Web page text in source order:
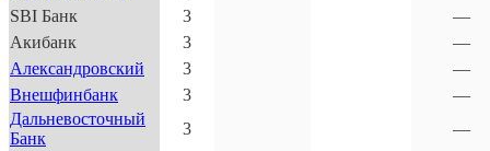
SBI Банк
3
—
Акибанк
3
—
Александровский
3
—
Внешфинбанк
3
—
Дальневосточный
Банк
3
—